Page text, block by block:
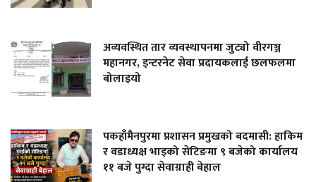
अव्यवस्थित तार व्यवस्थापनमा जुट्यो वीरगञ्ज
महानगर, इन्टरनेट सेवा प्रदायकलाई छलफलमा
बोलाइयो
पकहाँमैनपुरमा प्रशासन प्रमुखको बदमासी: हाकिम
र वडाध्यक्ष भाइको सेटिङमा ९ बजेको कार्यालय
११ बजे पुग्दा सेवाग्राही बेहाल